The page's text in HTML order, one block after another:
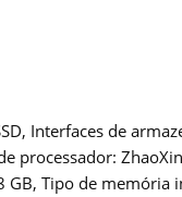
Interfaces de
Tipo de